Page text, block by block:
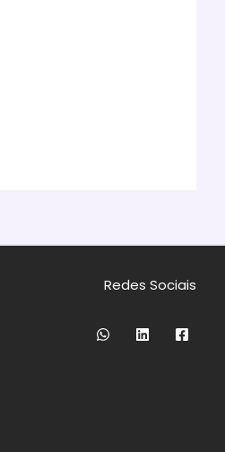
Redes Sociais